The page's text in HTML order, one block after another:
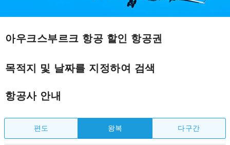
아우크스부르크 항공 할인 항공권
목적지 및 날짜를 지정하여 검색
항공사 안내
편도 왕복 다구간